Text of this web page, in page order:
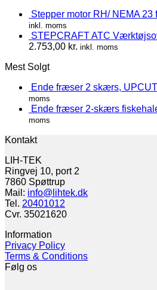
Stepper motor RH/ NEMA 23
inkl. moms
STEPCRAFT ATC
2.753,00 kr. inkl. moms
Mest Solgt
Ende fræser 2 skærs, UPCUT
moms
Ende fræser 2-skærs
moms
Kontakt
LIH-TEK
Ringvej 10, port 2
7860 Spøttrup
Mail: info@lihtek.dk
Tel. 20401012
Cvr. 35021620
Information
Privacy Policy
Terms & Conditions
Følg os